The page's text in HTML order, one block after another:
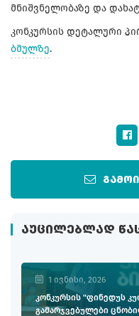
ᲐᲣᲪᲘᲚᲔᲑᲚᲐᲓ
1 ივნისი, 2026
კონკურსის "ფინედუს
გამარჯვებულები
მნიშვნელობაზე და
კონკურსის დეტალური
ბმულზე.